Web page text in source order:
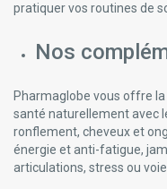
pratiquer vos routines de
Nos
Pharmaglobe vous offre
santé naturellement avec
ronflement, cheveux et
énergie et anti-fatigue,
articulations, stress ou